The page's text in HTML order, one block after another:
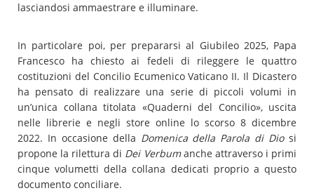
lasciandosi ammaestrare e illuminare.
In particolare poi, per prepararsi al Giubileo 2025, Papa
Francesco ha chiesto ai fedeli di rileggere le quattro
costituzioni del Concilio Ecumenico Vaticano II. Il Dicastero
ha pensato di realizzare una serie di piccoli volumi in
un’unica collana titolata «Quaderni del Concilio», uscita
nelle librerie e negli store online lo scorso 8 dicembre
2022. In occasione della Domenica della Parola di Diosi
propone la rilettura di Dei Verbumanche attraverso i primi
cinque volumetti della collana dedicati proprio a questo
documento conciliare.